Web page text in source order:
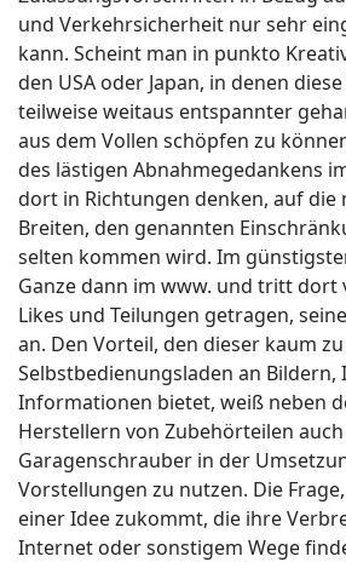
und Verkehrsicherheit nur sehr
kann. Scheint man in punkto
den USA oder Japan, in denen
teilweise weitaus entspannter
aus dem Vollen schöpfen zu
des lästigen Abnahmegedankens
dort in Richtungen denken, auf die
Breiten, den genannten
selten kommen wird. Im
Ganze dann im www. und tritt dort
Likes und Teilungen getragen,
an. Den Vorteil, den dieser kaum
Selbstbedienungsladen an Bildern,
Informationen bietet, weiß neben
Herstellern von Zubehörteilen
Garagenschrauber in der
Vorstellungen zu nutzen. Die
einer Idee zukommt, die ihre
Internet oder sonstigem Wege